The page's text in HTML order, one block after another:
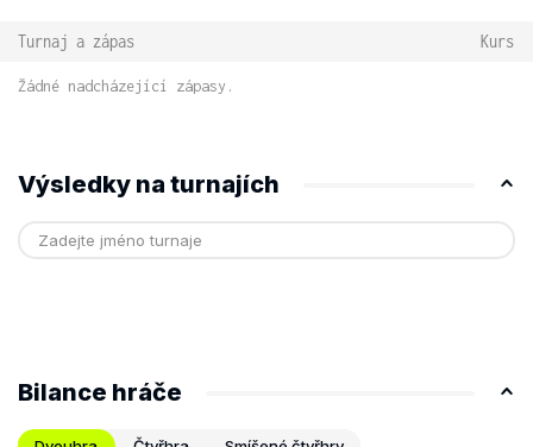
Turnaj a zápas Kurs
Žádné nadcházející zápasy.
Výsledky na turnajích
Bilance hráče